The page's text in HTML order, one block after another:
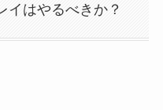
イはやるべきか？